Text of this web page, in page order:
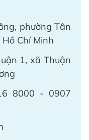
phường Tân
Chí Minh
1, xã Thuận
8000 - 0907